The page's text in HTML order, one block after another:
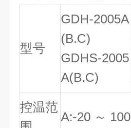
型号
GDH-2005A
(B.C)
GDHS-2005
A(B.C)
控温范
A:-20 ～